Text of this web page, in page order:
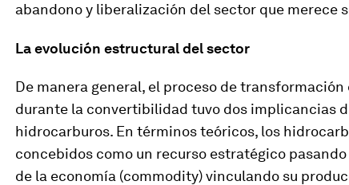
abandono y liberalización del sector que merece
La evolución estructural del sector
De manera general, el proceso de
durante la convertibilidad tuvo dos implicancias
hidrocarburos. En términos teóricos, los
concebidos como un recurso estratégico
de la economía (commodity) vinculando su